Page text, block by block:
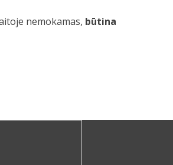
nemokamas, būtina